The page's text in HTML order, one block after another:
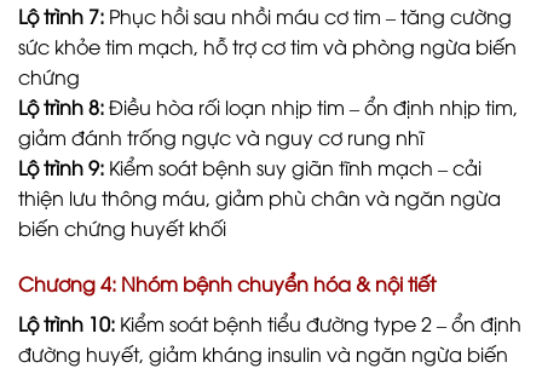
Lộ trình 7: Phục hồi sau nhồi máu cơ tim – tăng cường
sức khỏe tim mạch, hỗ trợ cơ tim và phòng ngừa biến
chứng
Lộ trình 8:Điều hòa rối loạn nhịp tim – ổn định nhịp tim,
giảm đánh trống ngực và nguy cơ rung nhĩ
Lộ trình 9: Kiểm soát bệnh suy giãn tĩnh mạch – cải
thiện lưu thông máu, giảm phù chân và ngăn ngừa
biến chứng huyết khối
Chương 4: Nhóm bệnh chuyển hóa & nội tiết
Lộ trình 10: Kiểm soát bệnh tiểu đường type 2 – ổn định
đường huyết, giảm kháng insulin và ngăn ngừa biến